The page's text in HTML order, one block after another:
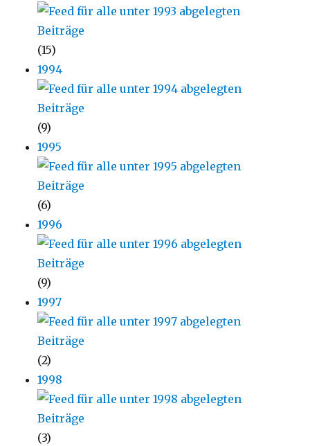
(15)
1994
(9)
1995
(6)
1996
(9)
1997
(2)
1998
(3)